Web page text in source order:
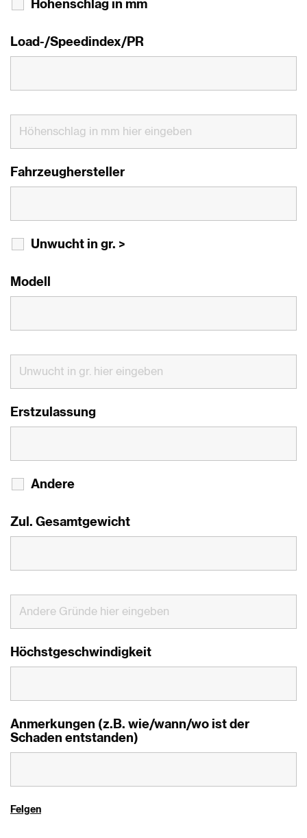
Höhenschlag in mm
Load-/Speedindex/PR
Fahrzeughersteller
Unwucht in gr. >
Modell
Erstzulassung
Andere
Zul. Gesamtgewicht
Höchstgeschwindigkeit
Anmerkungen (z.B. wie/wann/wo ist der
Schaden entstanden)
Felgen